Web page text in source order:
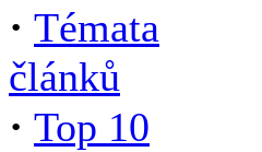
· Témata
článků
· Top 10